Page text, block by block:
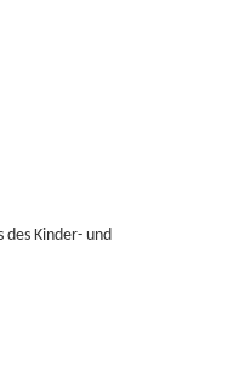
des Kinder- und